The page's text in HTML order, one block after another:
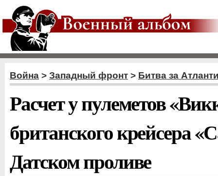
Война > Западный фронт > Битва за
Расчет у пулеметов
британского крейсера
Датском проливе